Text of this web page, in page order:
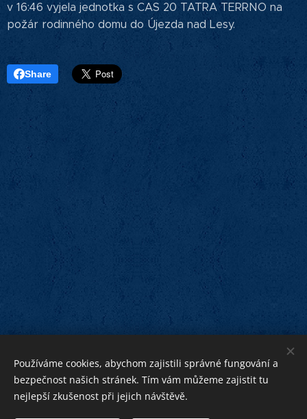
v 16:46 vyjela jednotka s CAS 20 TATRA TERRNO na
požár rodinného domu do Újezda nad Lesy.
Share
Bohu ku cti, bližnímuku pomoci
Používáme cookies, abychom zajistili správné fungování a
bezpečnost našich stránek. Tím vám můžeme zajistit tu
nejlepší zkušenost při jejich návštěvě.